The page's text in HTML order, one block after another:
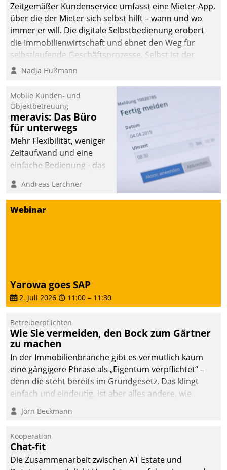
Zeitgemäßer Kundenservice umfasst eine Mieter-App,
über die der Mieter sich selbst hilft – wann und wo
immer er will. Die digitale Selbstbedienung erobert
die Immobilienwirtschaft und ebnet den Weg für
selbstlaufende Geschäftsprozesse. Selbst ist der
Kunde und smart der Serviceanbieter.
Nadja Hußmann
Mobile Kunden- und
Objektbetreuung
meravis: Das Büro
für unterwegs
Mehr Flexibilität, weniger
Zeitaufwand und eine
einfache Bedienung - das
Cockpit für mobile
Mitarbeiter von
Datatrain. Die meravis
entschieden - als erstes
Unternehmen am
Andreas Lerchner
Webinar
Yarowa goes SAP
2. Juli 2026 11:00 – 11:30
Betreiberpflichten
Wie Sie vermeiden, den Bock zum Gärtner
zu machen
In der Immobilienbranche gibt es vermutlich kaum
eine gängigere Phrase als „Eigentum verpflichtet“ –
denn die steht bereits im Grundgesetz. Das klingt
einfach und eindeutig, ist aber alles andere, wie
Branchenbeschäftigte wissen. Denn mit der
Verantwortung folgen Verpflichtungen.
Jörn Beckmann
Kooperation
Chat-fit
Die Zusammenarbeit zwischen AT Estate und